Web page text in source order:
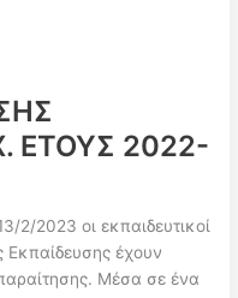
ΕΤΟΥΣ 2022-
2/2023 οι εκπαιδευτικοί
Εκπαίδευσης έχουν
Μέσα σε ένα